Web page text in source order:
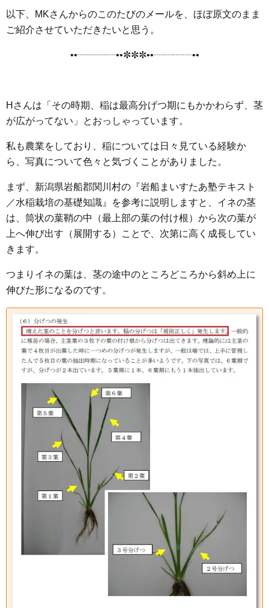
以下、MKさんからのこのたびのメールを、ほぼ原文のまま
ご紹介させていただきたいと思う。
••┈┈┈┈••✼✼✼••┈┈┈┈••
Hさんは「その時期、稲は最高分げつ期にもかかわらず、茎
が広がってない」とおっしゃっています。
私も農業をしており、稲については日々見ている経験か
ら、写真について色々と気づくことがありました。
まず、新潟県岩船郡関川村の『岩船まいすたあ塾テキスト
／水稲栽培の基礎知識』を参考に説明しますと、イネの茎
は、筒状の葉鞘の中（最上部の葉の付け根）から次の葉が
上へ伸び出す（展開する）ことで、次第に高く成長してい
きます。
つまりイネの葉は、茎の途中のところどころから斜め上に
伸びた形になるのです。